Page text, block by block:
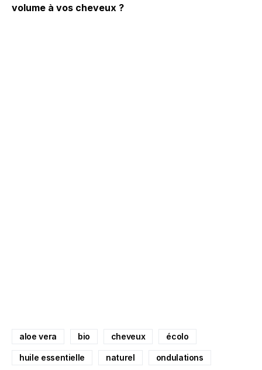
volume à vos cheveux ?
aloe vera bio cheveux écolo
huile essentielle naturel ondulations